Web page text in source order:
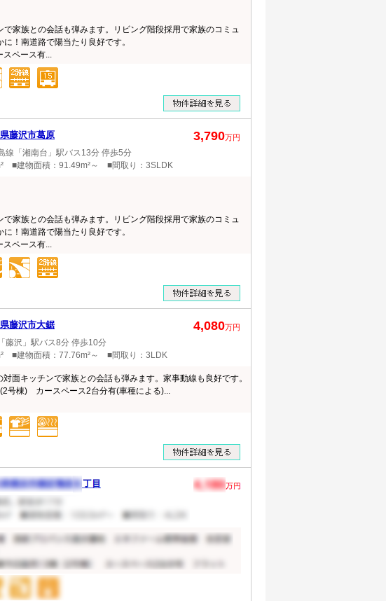
で家族との会話も弾みます。リビング階段採用で家族のコミュ
に！南道路で陽当たり良好です。
ペース有...
藤沢市葛原 3,790万円
線「湘南台」駅バス13分 停歩5分
■建物面積：91.49m²～ ■間取り：3SLDK
で家族との会話も弾みます。リビング階段採用で家族のコミュ
に！南道路で陽当たり良好です。
ペース有...
藤沢市大鋸 4,080万円
藤沢」駅バス8分 停歩10分
■建物面積：77.76m²～ ■間取り：3LDK
対面キッチンで家族との会話も弾みます。家事動線も良好です。
号棟) カースペース2台分有(車種による)...